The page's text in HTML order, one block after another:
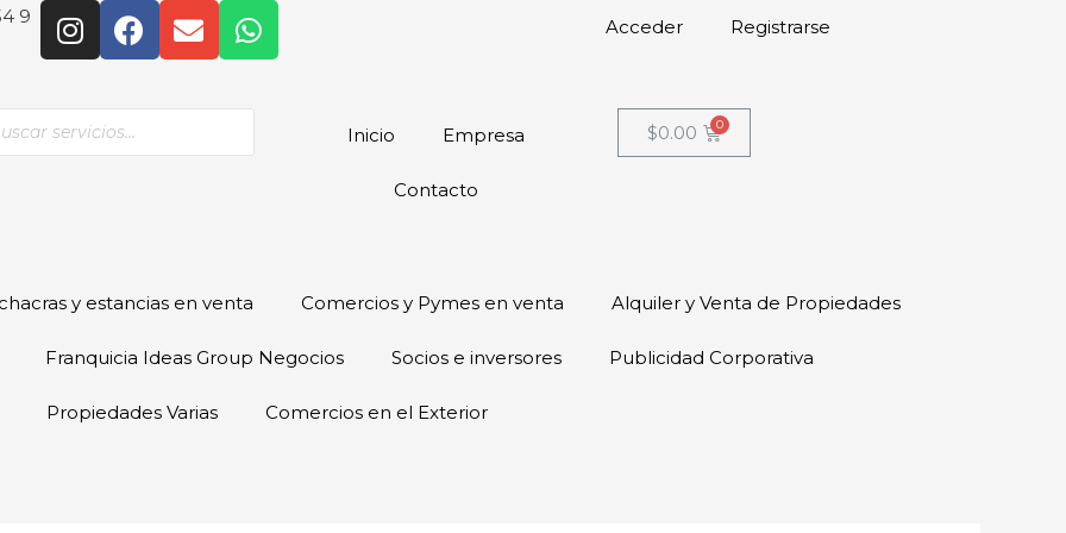
9 Acceder Registrarse
Inicio Empresa
Contacto
$0.00
y estancias en venta Comercios y Pymes en venta Alquiler y Venta de Propiedades
Franquicia Ideas Group Negocios Socios e inversores Publicidad Corporativa
Propiedades Varias Comercios en el Exterior